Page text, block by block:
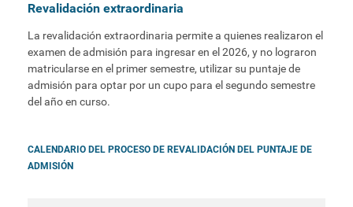
Revalidación extraordinaria
La revalidación extraordinaria permite a quienes realizaron el
examen de admisión para ingresar en el 2026, y no lograron
matricularse en el primer semestre, utilizar su puntaje de
admisión para optar por un cupo para el segundo semestre
del año en curso.
CALENDARIO DEL PROCESO DE REVALIDACIÓN DEL PUNTAJE DE
ADMISIÓN